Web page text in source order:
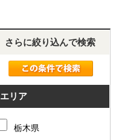
さらに絞り込んで検索
エリア
栃木県